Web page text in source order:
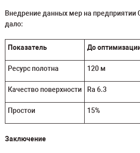
Внедрение данных мер на
дало:
Показатель До
Ресурс полотна 120 м
Качество поверхности Ra 6.3
Простои 15%
Заключение